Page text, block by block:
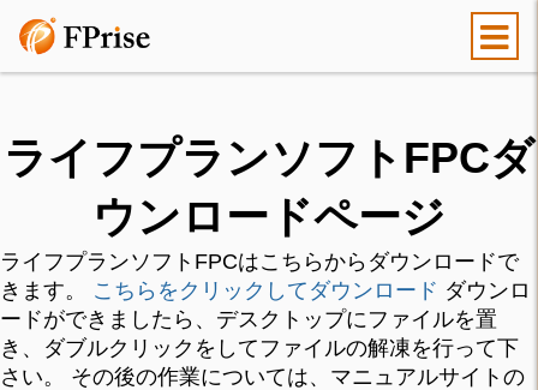
ライフプランソフトFPCダ
ウンロードページ
ライフプランソフトFPCはこちらからダウンロードで
きます。 こちらをクリックしてダウンロード ダウンロ
ードができましたら、デスクトップにファイルを置
き、ダブルクリックをしてファイルの解凍を行って下
さい。 その後の作業については、マニュアルサイトの